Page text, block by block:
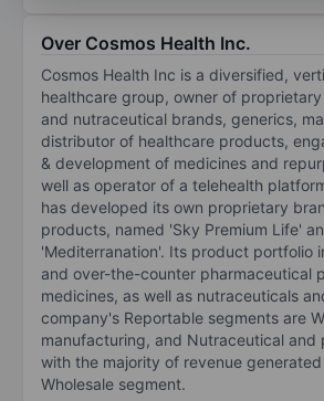
Over Cosmos Health Inc.
Cosmos Health Inc is a diversified,
healthcare group, owner of
and nutraceutical brands, generics,
distributor of healthcare products,
& development of medicines and
well as operator of a telehealth
has developed its own proprietary
products, named 'Sky Premium Life'
'Mediterranation'. Its product portfolio
and over-the-counter pharmaceutical
medicines, as well as nutraceuticals
company's Reportable segments are
manufacturing, and Nutraceutical and
with the majority of revenue
Wholesale segment.